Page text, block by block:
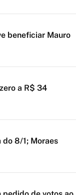
beneficiar Mauro
a R$ 34
8/1; Moraes